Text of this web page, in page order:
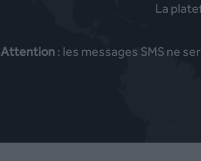
La
Attention: les messages SMS ne